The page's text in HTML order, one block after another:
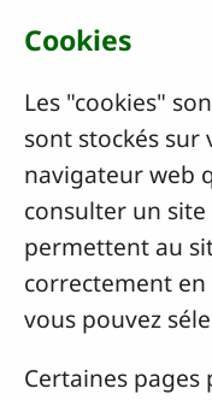
Cookies
Les "cookies"
sont stockés
navigateur web
consulter un
permettent au
correctement
vous pouvez
Certaines